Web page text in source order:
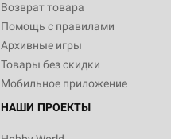
Возврат товара
Помощь с правилами
Архивные игры
Товары без скидки
Мобильное приложение
НАШИ ПРОЕКТЫ